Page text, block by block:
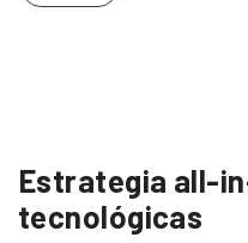
Estrategia all-
tecnológicas